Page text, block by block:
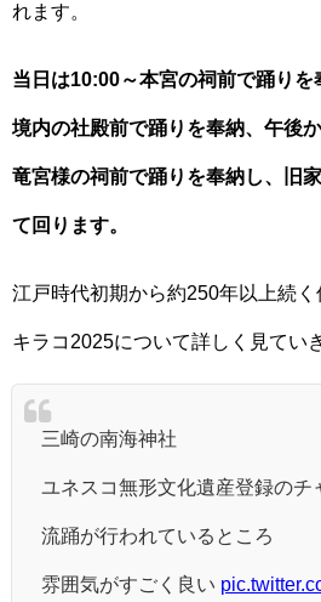
れます。
当日は10:00～本宮の祠前で踊り
境内の社殿前で踊りを奉納、午後
竜宮様の祠前で踊りを奉納し、旧
て回ります。
江戸時代初期から約250年以上続
キラコ2025について詳しく見てい
三崎の南海神社
ユネスコ無形文化遺産登録のチ
流踊が行われているところ
雰囲気がすごく良い